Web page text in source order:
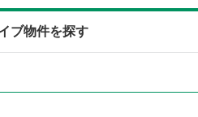
ブ物件を探す